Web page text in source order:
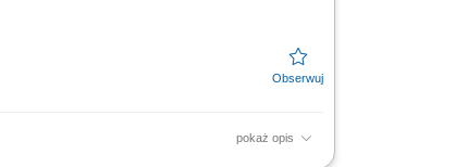
pokaż opis